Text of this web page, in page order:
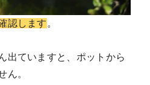
認します 。
出ていますと、ポットから
ん。